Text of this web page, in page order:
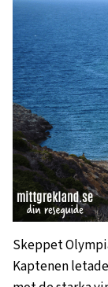
Skeppet
Kaptenen